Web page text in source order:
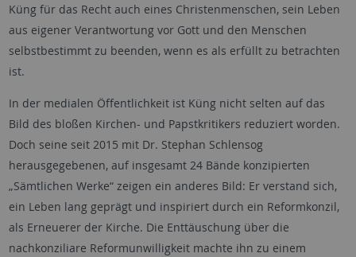
Küng für das Recht auch eines Christenmenschen, sein Leben
aus eigener Verantwortung vor Gott und den Menschen
selbstbestimmt zu beenden, wenn es als erfüllt zu betrachten
ist.
In der medialen Öffentlichkeit ist Küng nicht selten auf das
Bild des bloßen Kirchen- und Papstkritikers reduziert worden.
Doch seine seit 2015 mit Dr. Stephan Schlensog
herausgegebenen, auf insgesamt 24 Bände konzipierten
„Sämtlichen Werke“ zeigen ein anderes Bild: Er verstand sich,
ein Leben lang geprägt und inspiriert durch ein Reformkonzil,
als Erneuerer der Kirche. Die Enttäuschung über die
nachkonziliare Reformunwilligkeit machte ihn zu einem